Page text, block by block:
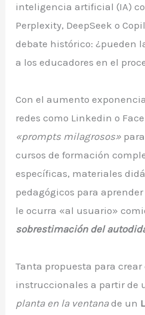
inteligencia artificial (IA)
Perplexity, DeepSeek o
debate histórico: ¿pueden
a los educadores en el
Con el aumento
redes como Linkedin o
«prompts milagrosos»
cursos de formación
específicas, materiales
pedagógicos para
le ocurra «al usuario»
sobrestimación del
Tanta propuesta para crear
instruccionales a partir de
planta en la ventanade un